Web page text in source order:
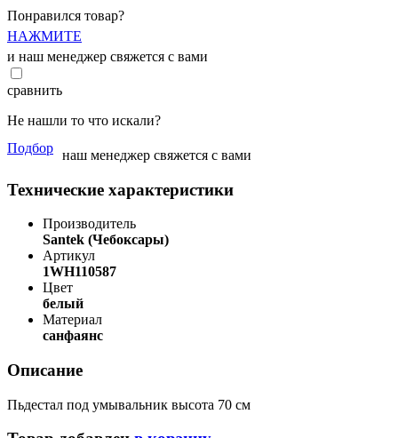
Понравился товар?
НАЖМИТЕ
и наш менеджер свяжется с вами
сравнить
Не нашли то что искали?
Подбор наш менеджер свяжется с вами
Технические характеристики
Производитель
Santek (Чебоксары)
Артикул
1WH110587
Цвет
белый
Материал
санфаянс
Описание
Пьдестал под умывальник высота 70 см